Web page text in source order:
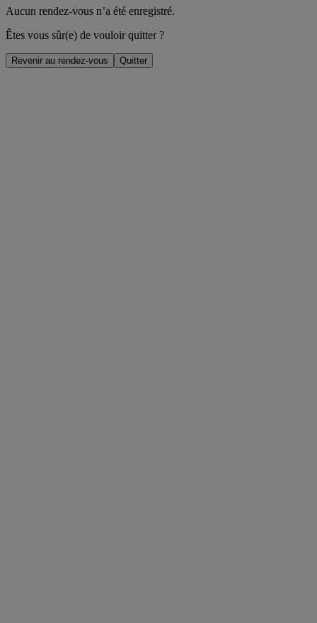
Aucun rendez-vous n’a été enregistré.
Êtes vous sûr(e) de vouloir quitter ?
Revenir au rendez-vous Quitter